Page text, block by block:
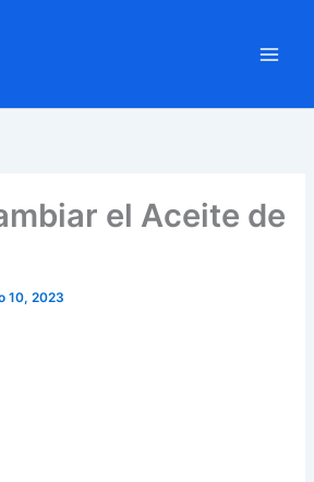
el Aceite de
10, 2023